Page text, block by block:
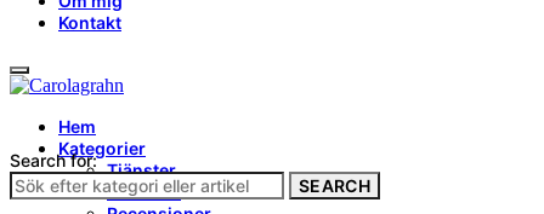
Kontakt
Hem
Kategorier
Tjänster
Ekonomi
Search for:
SEARCH